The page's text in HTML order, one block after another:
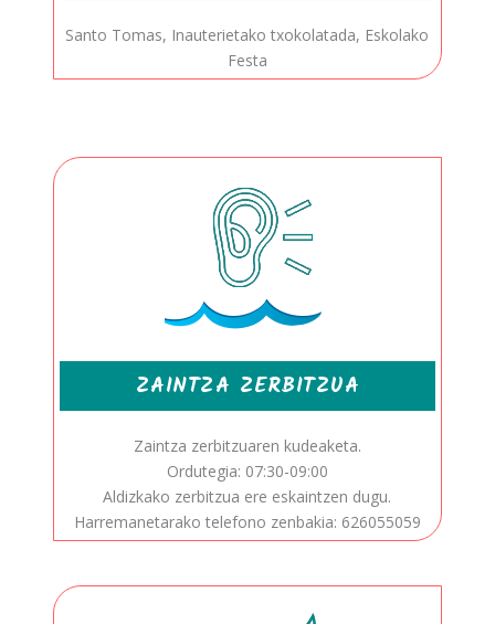
Santo Tomas, Inauterietako txokolatada, Eskolako
Festa
ZAINTZA ZERBITZUA
Zaintza zerbitzuaren kudeaketa.
Ordutegia: 07:30-09:00
Aldizkako zerbitzua ere eskaintzen dugu.
Harremanetarako telefono zenbakia: 626055059